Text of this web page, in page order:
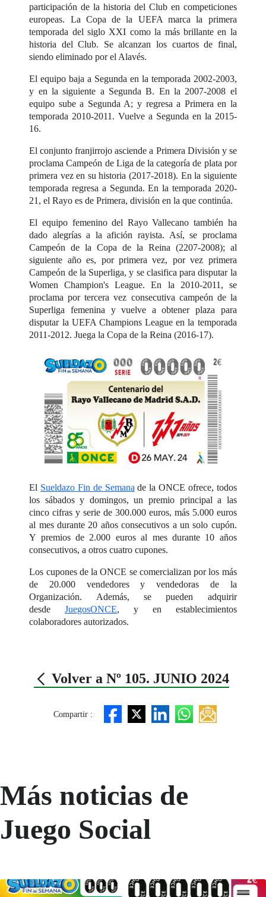
participación de la historia del Club en competiciones
europeas. La Copa de la UEFA marca la primera
temporada del siglo XXI como la más brillante en la
historia del Club. Se alcanzan los cuartos de final,
siendo eliminado por el Alavés.
El equipo baja a Segunda en la temporada 2002-2003,
y en la siguiente a Segunda B. En la 2007-2008 el
equipo sube a Segunda A; y regresa a Primera en la
temporada 2010-2011. Vuelve a Segunda en la 2015-
16.
El conjunto franjirrojo asciende a Primera División y se
proclama Campeón de Liga de la categoría de plata por
primera vez en su historia (2017-2018). En la siguiente
temporada regresa a Segunda. En la temporada 2020-
21, el Rayo es de Primera, división en la que continúa.
El equipo femenino del Rayo Vallecano también ha
dado alegrías a la afición rayista. Así, se proclama
Campeón de la Copa de la Reina (2207-2008); al
siguiente año es, por primera vez, por vez primera
Campeón de la Superliga, y se clasifica para disputar la
Women Champion's League. En la 2010-2011, se
proclama por tercera vez consecutiva campeón de la
Superliga femenina y vuelve a obtener plaza para
disputar la UEFA Champions League en la temporada
2011-2012. Juega la Copa de la Reina (2016-17).
El Sueldazo Fin de Semana de la ONCE ofrece, todos
los sábados y domingos, un premio principal a las
cinco cifras y serie de 300.000 euros, más 5.000 euros
al mes durante 20 años consecutivos a un solo cupón.
Y premios de 2.000 euros al mes durante 10 años
consecutivos, a otros cuatro cupones.
Los cupones de la ONCE se comercializan por los más
de 20.000 vendedores y vendedoras de la
Organización. Además, se pueden adquirir
desdeJuegosONCE, y en establecimientos
colaboradores autorizados.
Volver a Nº 105. JUNIO 2024
Compartir :
Más noticias de
Juego Social